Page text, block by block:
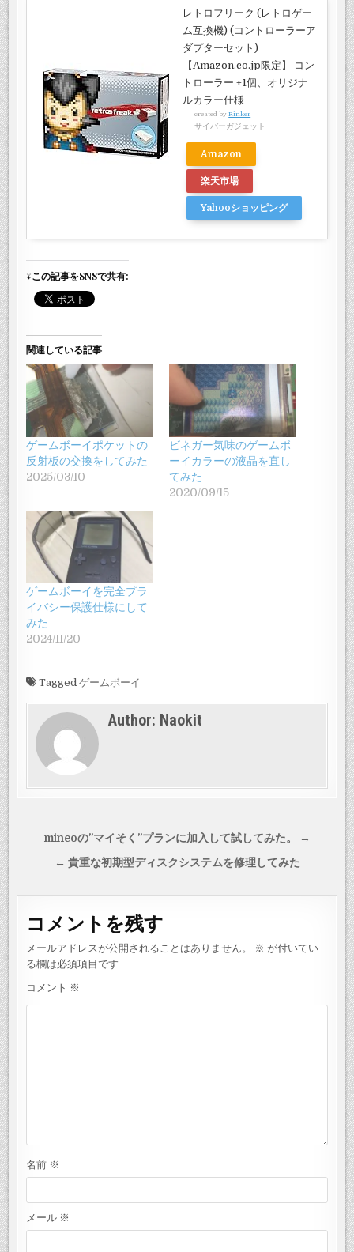
レトロフリーク (レトロゲー
ム互換機) (コントローラーア
ダプターセット)
【Amazon.co.jp限定】 コン
トローラー +1個、オリジナ
ルカラー仕様
created byRinker
サイバーガジェット
Amazon
楽天市場
Yahooショッピング
↓この記事をSNSで共有:
関連している記事
ゲームボーイポケットの
反射板の交換をしてみた
2025/03/10
ビネガー気味のゲームボ
ーイカラーの液晶を直し
てみた
2020/09/15
ゲームボーイを完全プラ
イバシー保護仕様にして
みた
2024/11/20
Taggedゲームボーイ
Author: Naokit
ゲ
ー
シ
ョ
mineoの”マイそく”プランに加入して試してみた。 →
← 貴重な初期型ディスクシステムを修理してみた
コメントを残す
メールアドレスが公開されることはありません。 ※ が付いてい
る欄は必須項目です
コメント ※
名前 ※
メール ※